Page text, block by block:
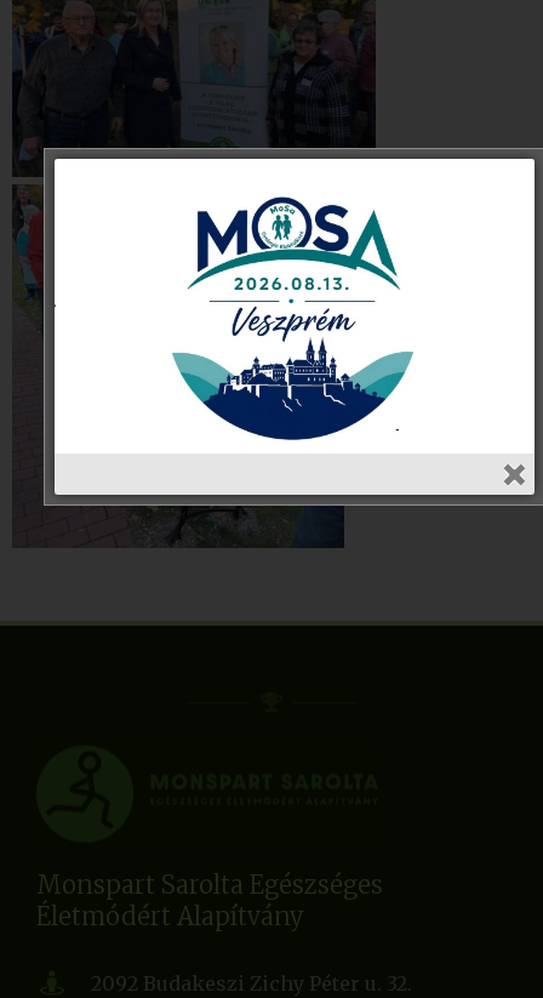
Monspart Sarolta Egészséges
Életmódért Alapítvány
2092 Budakeszi Zichy Péter u. 32.